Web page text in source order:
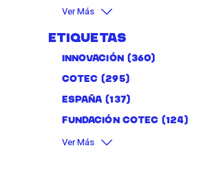
Ver Más
Etiquetas
Innovación (360)
Cotec (295)
España (137)
Fundación Cotec (124)
Ver Más